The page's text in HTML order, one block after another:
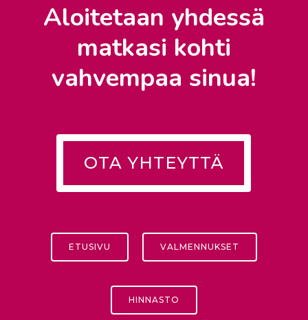
Aloitetaan yhdessä
matkasi kohti
vahvempaa sinua!
OTA YHTEYTTÄ
ETUSIVU VALMENNUKSET
HINNASTO